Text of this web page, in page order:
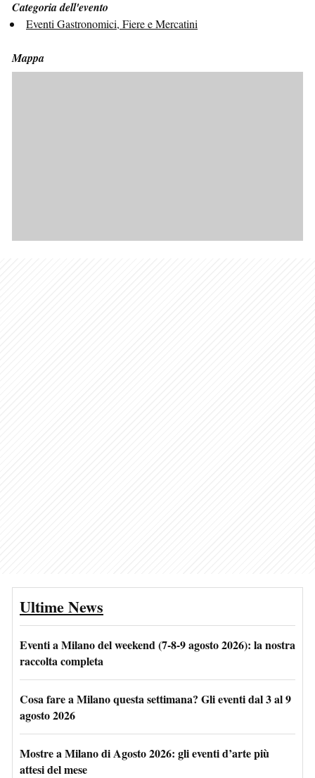
Categoria dell'evento
Eventi Gastronomici, Fiere e Mercatini
Mappa
Ultime News
Eventi a Milano del weekend (7-8-9 agosto 2026): la nostra
raccolta completa
Cosa fare a Milano questa settimana? Gli eventi dal 3 al 9
agosto 2026
Mostre a Milano di Agosto 2026: gli eventi d’arte più
attesi del mese